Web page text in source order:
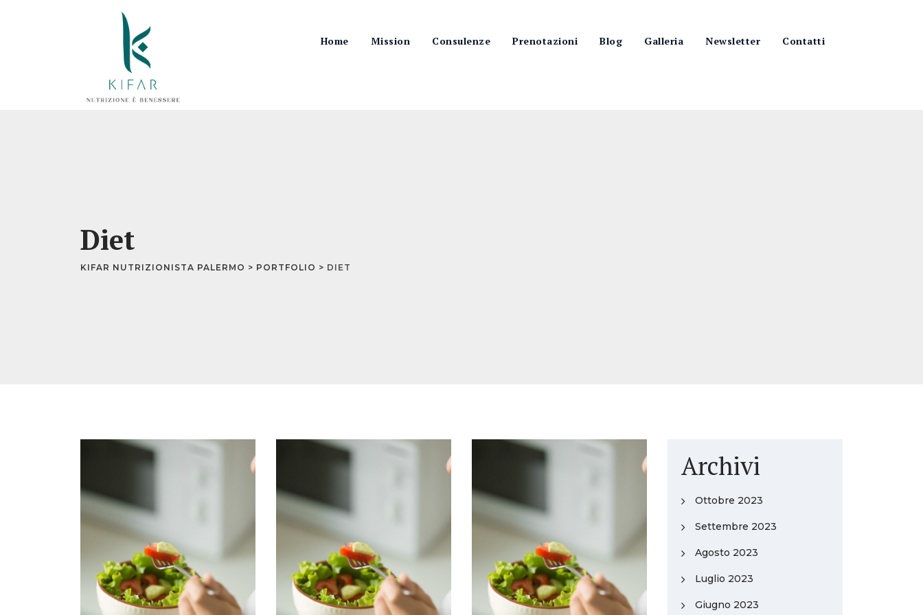
Home Mission Consulenze Prenotazioni Blog Galleria Newsletter Contatti
Diet
KIFAR NUTRIZIONISTA PALERMO > PORTFOLIO > DIET
Archivi
Ottobre 2023
Settembre 2023
Agosto 2023
Luglio 2023
Giugno 2023